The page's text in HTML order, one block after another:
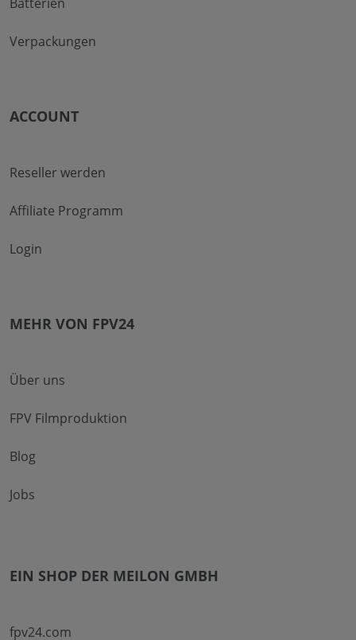
Verpackungen
ACCOUNT
Reseller werden
Affiliate Programm
Login
MEHR VON FPV24
Über uns
FPV Filmproduktion
Blog
Jobs
EIN SHOP DER MEILON GMBH
fpv24.com